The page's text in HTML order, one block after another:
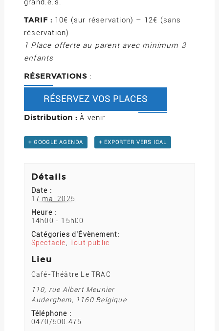
grand.e.s.
TARIF : 10€ (sur réservation) – 12€ (sans
réservation)
1 Place offerte au parent avec minimum 3
enfants
RÉSERVATIONS:
RÉSERVEZ VOS PLACES
Distribution :À venir
+ GOOGLE AGENDA + EXPORTER VERS ICAL
Détails
Date :
17 mai 2025
Heure :
14h00 - 15h00
Catégories d’Évènement:
Spectacle
,Tout public
Lieu
Café-Théâtre Le TRAC
110, rue Albert Meunier
Auderghem, 1160 Belgique
Téléphone :
0470/500.475